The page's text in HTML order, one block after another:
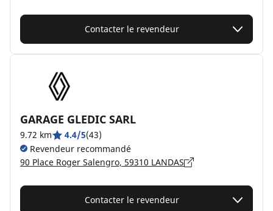
Contacter le revendeur
GARAGE GLEDIC SARL
9.72 km 4.4/5(43)
Revendeur recommandé
90 Place Roger Salengro, 59310 LANDAS
Contacter le revendeur